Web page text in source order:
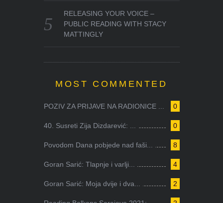
RELEASING YOUR VOICE –
PUBLIC READING WITH STACY
MATTINGLY
MOST COMMENTED
0
POZIV ZA PRIJAVE NA RADIONICE ...
0
40. Susreti Zija Dizdarević: ...
8
Povodom Dana pobjede nad faši...
4
Goran Sarić: Tlapnje i varlji...
2
Goran Sarić: Moja dvije i dva...